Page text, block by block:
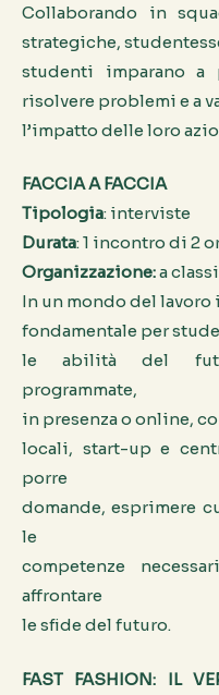
Collaborando in
strategiche,
studenti imparano
risolvere problemi e a
l’impatto delle loro
FACCIA A FACCIA
Tipologia: interviste
Durata: 1 incontro di 2
Organizzazione:a
In un mondo del
fondamentale per
le abilità del
programmate,
in presenza o online,
locali, start-up e
porre
domande, esprimere
le
competenze
affrontare
le sfide del futuro.
FAST FASHION: IL